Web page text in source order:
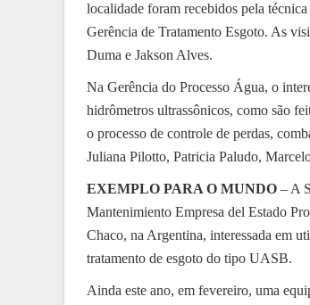
localidade foram recebidos pela
Gerência de Tratamento Esgoto. As
Duma e Jakson Alves.
Na Gerência do Processo Água, o
hidrômetros ultrassônicos, como são
o processo de controle de perdas,
Juliana Pilotto, Patricia Paludo,
EXEMPLO PARA O MUNDO – A
Mantenimiento Empresa del Estado
Chaco, na Argentina, interessada em
tratamento de esgoto do tipo UASB.
Ainda este ano, em fevereiro, uma